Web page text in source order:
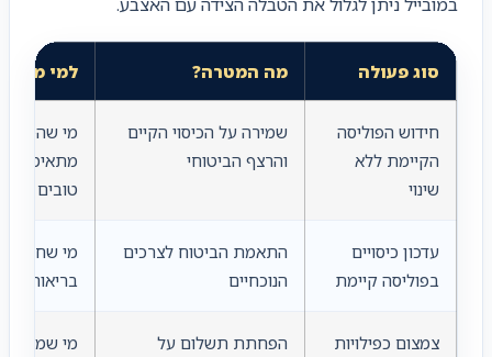
סוג פעולה מה המטרה? למי
חידוש הפוליסה
הקיימת ללא
שינוי
שמירה על הכיסוי הקיים
והרצף הביטוחי
מי
מתאימה
טובים
עדכון כיסויים
בפוליסה קיימת
התאמת הביטוח לצרכים
הנוכחיים
מי שחווה
בריאותי
צמצום כפילויות
הפחתת תשלום על
מי